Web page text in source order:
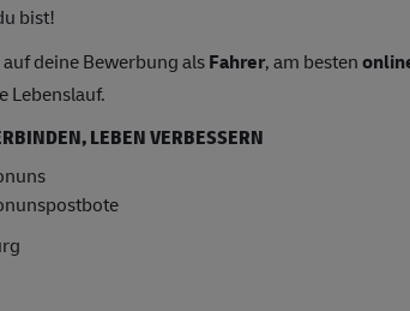
bist!
deine Bewerbung alsFahrer, am besten
Lebenslauf.
LEBEN VERBESSERN